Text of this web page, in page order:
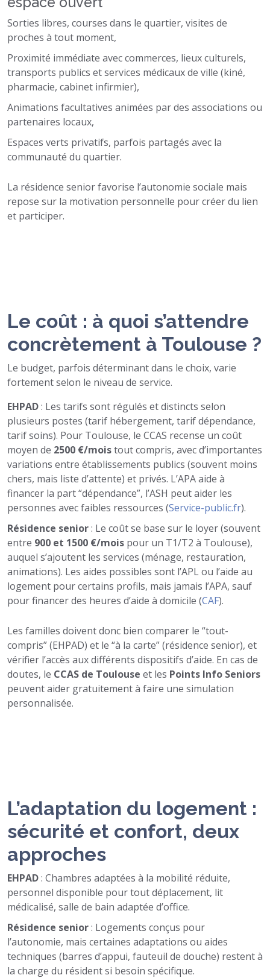
Sorties libres, courses dans le quartier, visites de
proches à tout moment,
Proximité immédiate avec commerces, lieux culturels,
transports publics et services médicaux de ville (kiné,
pharmacie, cabinet infirmier),
Animations facultatives animées par des associations ou
partenaires locaux,
Espaces verts privatifs, parfois partagés avec la
communauté du quartier.
La résidence senior favorise l’autonomie sociale mais
repose sur la motivation personnelle pour créer du lien
et participer.
Le coût : à quoi s’attendre
concrètement à Toulouse ?
Le budget, parfois déterminant dans le choix, varie
fortement selon le niveau de service.
EHPAD: Les tarifs sont régulés et distincts selon
plusieurs postes (tarif hébergement, tarif dépendance,
tarif soins). Pour Toulouse, le CCAS recense un coût
moyen de 2500 €/moistout compris, avec d’importantes
variations entre établissements publics (souvent moins
chers, mais liste d’attente) et privés. L’APA aide à
financer la part “dépendance”, l’ASH peut aider les
personnes avec faibles ressources (Service-public.fr).
Résidence senior: Le coût se base sur le loyer (souvent
entre 900 et 1500 €/mois pour un T1/T2 à Toulouse),
auquel s’ajoutent les services (ménage, restauration,
animations). Les aides possibles sont l’APL ou l’aide au
logement pour certains profils, mais jamais l’APA, sauf
pour financer des heures d’aide à domicile (CAF).
Les familles doivent donc bien comparer le “tout-
compris” (EHPAD) et le “à la carte” (résidence senior), et
vérifier l’accès aux différents dispositifs d’aide. En cas de
doutes, le CCAS de Toulouse et les Points Info Seniors
peuvent aider gratuitement à faire une simulation
personnalisée.
L’adaptation du logement :
sécurité et confort, deux
approches
EHPAD: Chambres adaptées à la mobilité réduite,
personnel disponible pour tout déplacement, lit
médicalisé, salle de bain adaptée d’office.
Résidence senior: Logements conçus pour
l’autonomie, mais certaines adaptations ou aides
techniques (barres d’appui, fauteuil de douche) restent à
la charge du résident si besoin spécifique.